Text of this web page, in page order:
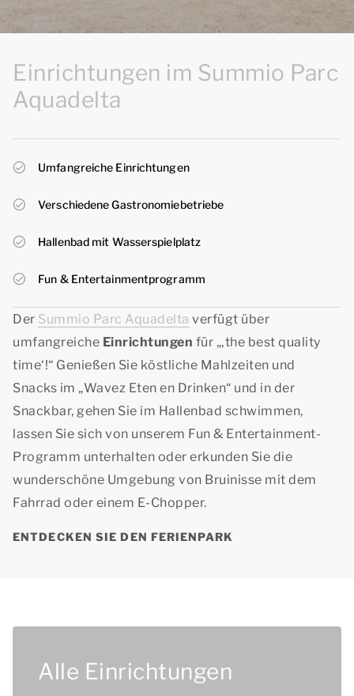
Einrichtungen im Summio Parc
Aquadelta
Umfangreiche Einrichtungen
Verschiedene Gastronomiebetriebe
Hallenbad mit Wasserspielplatz
Fun & Entertainmentprogramm
Der Summio Parc Aquadelta verfügt über
umfangreiche Einrichtungen für „‚the best quality
time‘!“ Genießen Sie köstliche Mahlzeiten und
Snacks im „Wavez Eten en Drinken“ und in der
Snackbar, gehen Sie im Hallenbad schwimmen,
lassen Sie sich von unserem Fun & Entertainment-
Programm unterhalten oder erkunden Sie die
wunderschöne Umgebung von Bruinisse mit dem
Fahrrad oder einem E-Chopper.
ENTDECKEN SIE DEN FERIENPARK
Alle Einrichtungen